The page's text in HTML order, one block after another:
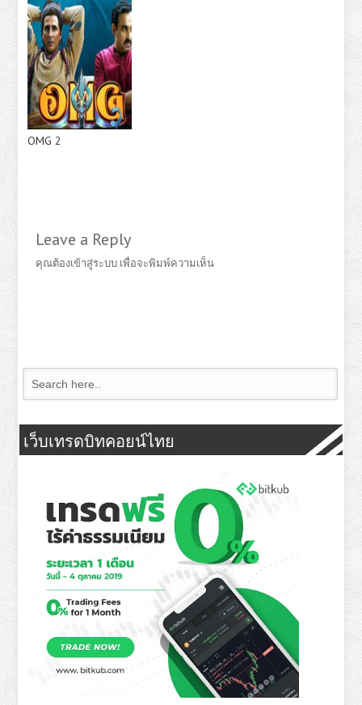
OMG 2
Leave a Reply
คุณต้องเข้าสู่ระบบ เพื่อจะพิมพ์ความเห็น
เว็บเทรดบิทคอยน์ไทย